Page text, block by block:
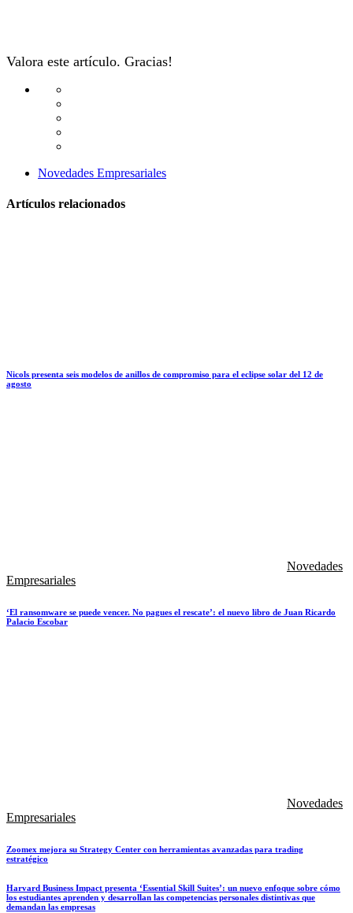
Valora este artículo. Gracias!
Novedades Empresariales
Artículos relacionados
Nicols presenta seis modelos de anillos de compromiso para el eclipse solar del 12 de
agosto
Novedades
Empresariales
‘El ransomware se puede vencer. No pagues el rescate’: el nuevo libro de Juan Ricardo
Palacio Escobar
Novedades
Empresariales
Zoomex mejora su Strategy Center con herramientas avanzadas para trading
estratégico
Harvard Business Impact presenta ‘Essential Skill Suites’: un nuevo enfoque sobre cómo
los estudiantes aprenden y desarrollan las competencias personales distintivas que
demandan las empresas